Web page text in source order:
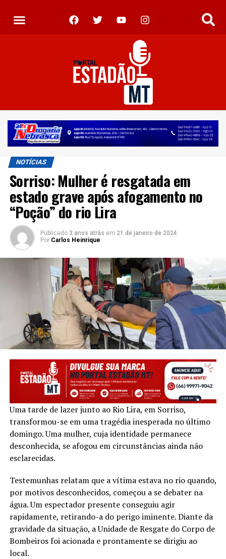
NOTÍCIAS
Sorriso: Mulher é resgatada em
estado grave após afogamento no
“Poção” do rio Lira
Publicado 3 anos atrás em 21 de janeiro de 2024
Por Carlos Heinrique
Uma tarde de lazer junto ao Rio Lira, em Sorriso,
transformou-se em uma tragédia inesperada no último
domingo. Uma mulher, cuja identidade permanece
desconhecida, se afogou em circunstâncias ainda não
esclarecidas.
Testemunhas relatam que a vítima estava no rio quando,
por motivos desconhecidos, começou a se debater na
água. Um espectador presente conseguiu agir
rapidamente, retirando-a do perigo iminente. Diante da
gravidade da situação, a Unidade de Resgate do Corpo de
Bombeiros foi acionada e prontamente se dirigiu ao
local.